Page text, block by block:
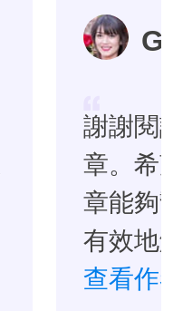
謝謝閱
章。希
章能夠
有效地
題。…
查看作